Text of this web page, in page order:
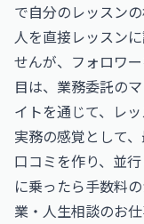
で自分のレッスン
人を直接レッスン
せんが、フォロワ
目は、業務委託の
イトを通じて、レ
実務の感覚として
口コミを作り、並
に乗ったら手数料
業・人生相談のお